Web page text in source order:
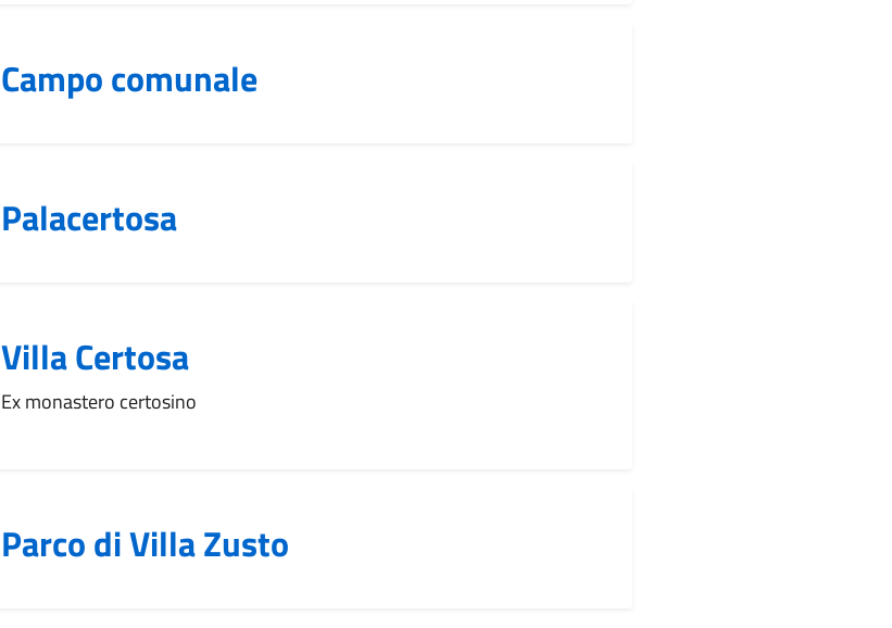
Campo comunale
Palacertosa
Villa Certosa
Ex monastero certosino
Parco di Villa Zusto